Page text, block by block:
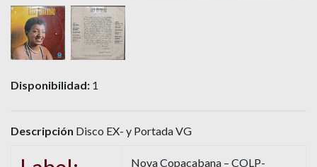
Disponibilidad: 1
Descripción Disco EX- y Portada VG
Nova Copacabana – COLP-